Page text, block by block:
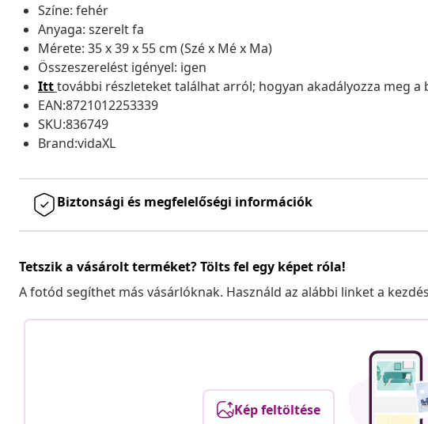
Színe: fehér
Anyaga: szerelt fa
Mérete: 35 x 39 x 55 cm (Szé x Mé x Ma)
Összeszerelést igényel: igen
Itttovábbi részleteket találhat arról; hogyan akadályozza meg
EAN:8721012253339
SKU:836749
Brand:vidaXL
Biztonsági és megfelelőségi információk
Tetszik a vásárolt terméket? Tölts fel egy képet róla!
A fotód segíthet más vásárlóknak. Használd az alábbi linket a
Kép feltöltése